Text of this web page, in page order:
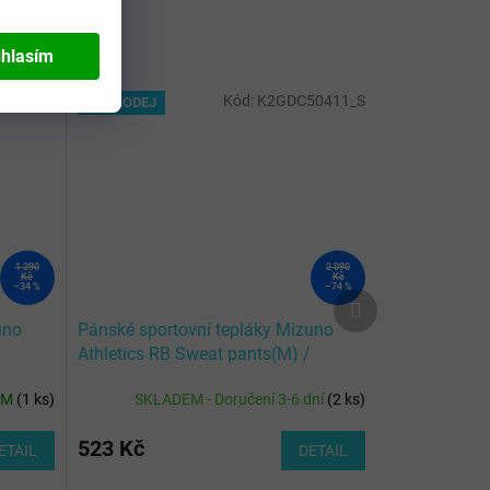
1 290
Kč
–34 %
(1 ks)
VÝPRODEJ
2 090
Kč
–74 %
Pánské sportovní tepláky Mizuno
Athletics RB Sweat pants(M) /
SKLADEM - Doručení 3-6 dní(2 ks)
523 Kč DETAIL
Kód: K2GDC50411_S
Další